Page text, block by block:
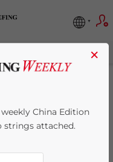
×
China Edition
strings attached.